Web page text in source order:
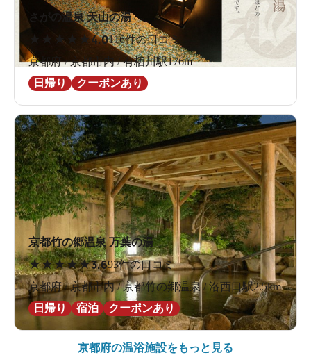
さがの温泉 天山の湯
★ ★ ★4.0116件の口コミ
京都府 / 京都市内 / 有栖川駅176m
日帰り
クーポンあり
京都竹の郷温泉 万葉の湯
★★★★★3.693件の口コミ
京都府 / 京都市内 / 京都竹の郷温泉 / 洛西口駅2.5km
日帰り
宿泊 クーポンあり
京都府の温浴施設をもっと見る